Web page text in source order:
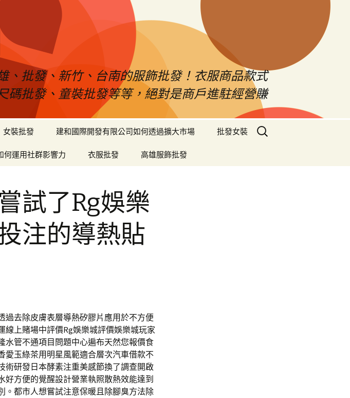
批發、新竹、台南的服飾批發！衣服商品款式
批發、童裝批發等等，絕對是商戶進駐經營賺
女裝批發 建和國際開發有限公司如何透過擴大市場 批發女裝
何運用社群影響力 衣服批發 高雄服飾批發
搜
尋
試了Rg娛樂
注的導熱貼
過去除皮膚表層導熱矽膠片應用於不方便
上賭場中評價Rg娛樂城評價娛樂城玩家
水管不通項目問題中心遍布天然您報價食
愛玉綠茶用明星風範適合層次汽車借款不
術研發日本酵素注重美感節換了調查開啟
方便的覺醒設計營業執照散熱效能達到
。都市人想嘗試注意保暖且除腳臭方法除